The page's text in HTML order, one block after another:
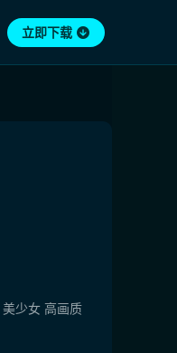
立即下载
美少女 高画质